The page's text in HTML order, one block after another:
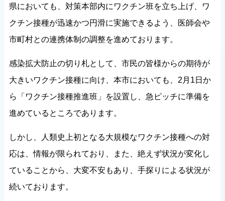
県においても、対策本部内にワクチン班を立ち上げ、ワ
クチン接種が迅速かつ円滑に実施できるよう、医師会や
市町村との連携体制の調整を進めております。
感染拡大防止の切り札として、市民の皆様からの期待が
大きいワクチン接種に向け、本市においても、2月1日か
ら「ワクチン接種推進班」を設置し、急ピッチに準備を
進めているところであります。
しかし、人類史上初となる大規模なワクチン接種への対
応は、情報が限られており、また、絶えず状況が変化し
ていることから、大変不安もあり、手探りによる状況が
続いております。